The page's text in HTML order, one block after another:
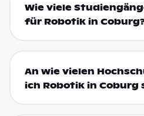
Wie viele
für Robotik in
An wie vielen
ich Robotik in Coburg